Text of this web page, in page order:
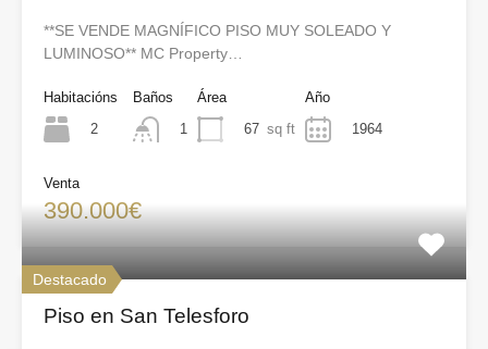
**SE VENDE MAGNÍFICO PISO MUY SOLEADO Y
LUMINOSO** MC Property…
Habitacións
2
Baños
1
Área
67 sq ft
Año
1964
Venta
390.000€
Destacado
Piso en San Telesforo